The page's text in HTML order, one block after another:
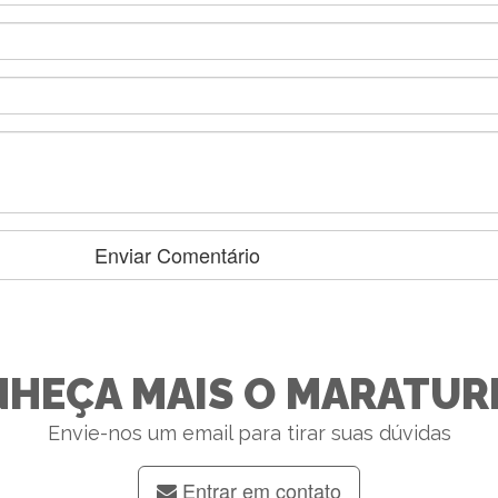
MAIS O
Envie-nos um email para tirar suas dúvidas
Entrar em contato